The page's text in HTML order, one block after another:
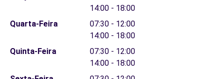
14:00 - 18:00
Quarta-Feira
07:30 - 12:00
14:00 - 18:00
Quinta-Feira
07:30 - 12:00
14:00 - 18:00